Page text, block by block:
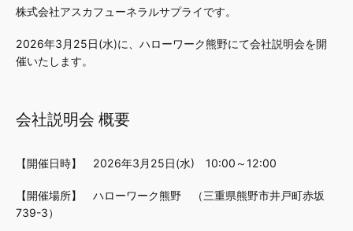
株式会社アスカフューネラルサプライです。
2026年3月25日(水)に、ハローワーク熊野にて会社説明会を開
催いたします。
会社説明会 概要
【開催日時】 2026年3月25日(水) 10:00～12:00
【開催場所】 ハローワーク熊野 （三重県熊野市井戸町赤坂
739-3）